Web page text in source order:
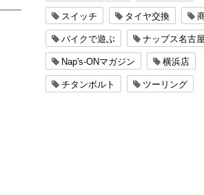
スイッチ タイヤ交換
バイクで遊ぶ ナップス名古
Nap's-ONマガジン 横浜店
チタンボルト ツーリング